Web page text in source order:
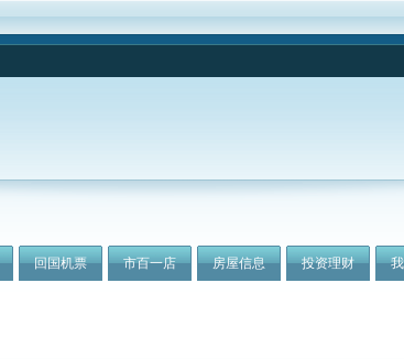
回国机票 市百一店 房屋信息 投资理财